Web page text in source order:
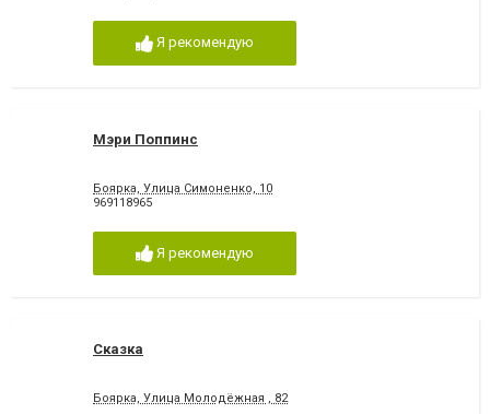
Я рекомендую
Мэри Поппинс
Боярка, Улица Симоненко, 10
969118965
Я рекомендую
Сказка
Боярка, Улица Молодёжная , 82